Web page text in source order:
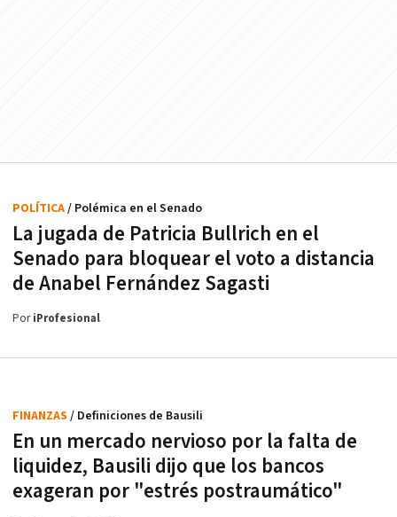
La jugada de Patricia Bullrich en el
Senado para bloquear el voto a distancia
de Anabel Fernández Sagasti
POLÍTICA/ Polémica en el Senado
PoriProfesional
En un mercado nervioso por la falta de
liquidez, Bausili dijo que los bancos
exageran por "estrés postraumático"
FINANZAS / Definiciones de Bausili